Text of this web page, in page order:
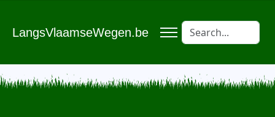
LangsVlaamseWegen.be